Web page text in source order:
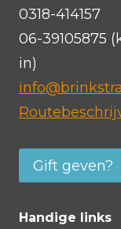
0318-414157
06-39105875
in)
Gift geven?
Handige links